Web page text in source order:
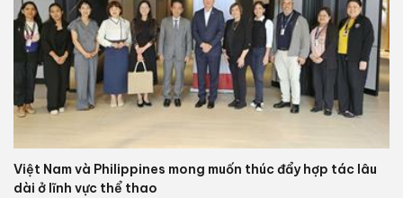
Việt Nam và Philippines mong muốn thúc đẩy hợp tác lâu
dài ở lĩnh vực thể thao